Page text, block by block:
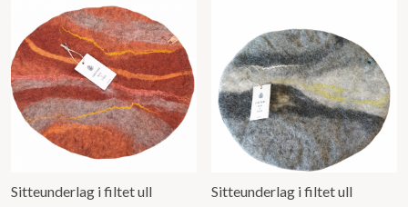
Sitteunderlag i filtet ull Sitteunderlag i filtet ull